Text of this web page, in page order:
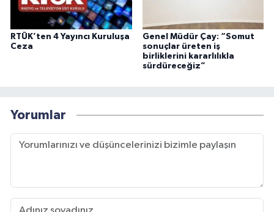
RTÜK’ten 4 Yayıncı Kuruluşa
Ceza
Genel Müdür Çay: “Somut
sonuçlar üreten iş
birliklerini kararlılıkla
sürdüreceğiz”
Yorumlar